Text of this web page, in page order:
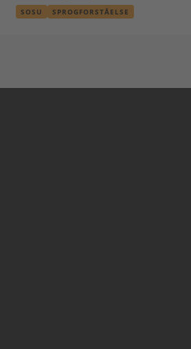
SOSU SPROGFORSTÅELSE